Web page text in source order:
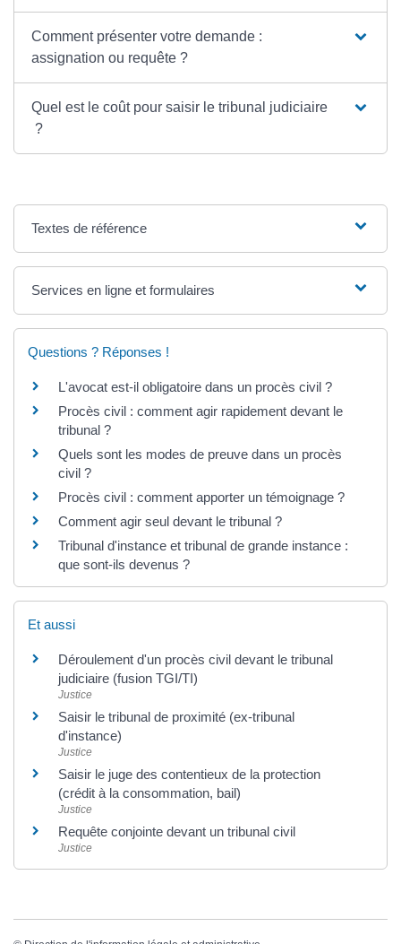
Comment présenter votre demande :
assignation ou requête ?
Quel est le coût pour saisir le tribunal judiciaire
?
Textes de référence
Services en ligne et formulaires
Questions ? Réponses !
L'avocat est-il obligatoire dans un procès civil ?
Procès civil : comment agir rapidement devant le
tribunal ?
Quels sont les modes de preuve dans un procès
civil ?
Procès civil : comment apporter un témoignage ?
Comment agir seul devant le tribunal ?
Tribunal d'instance et tribunal de grande instance :
que sont-ils devenus ?
Et aussi
Déroulement d'un procès civil devant le tribunal
judiciaire (fusion TGI/TI)
Justice
Saisir le tribunal de proximité (ex-tribunal
d'instance)
Justice
Saisir le juge des contentieux de la protection
(crédit à la consommation, bail)
Justice
Requête conjointe devant un tribunal civil
Justice